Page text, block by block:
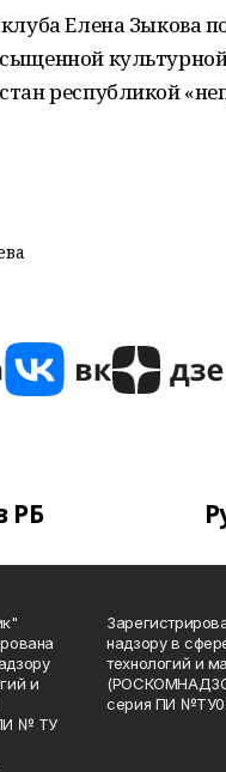
Елена Зыкова
республикой
РБ
и
№ ТУ
надзору в
технологий и
серия ПИ